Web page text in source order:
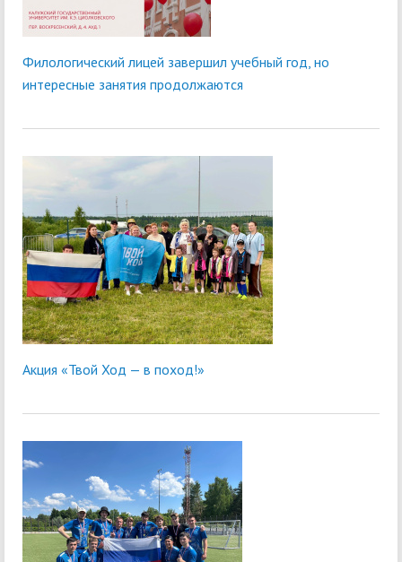
Филологический лицей завершил учебный год, но
интересные занятия продолжаются
Акция «Твой Ход — в поход!»